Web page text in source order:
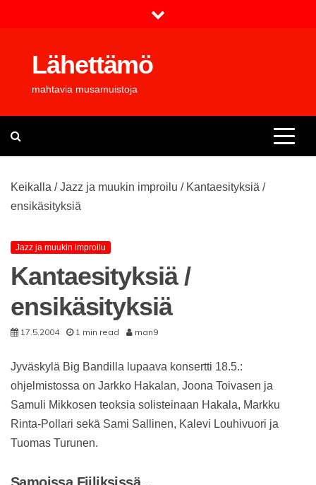
Lähettämö
mahtavia musamuistoja
Keikalla /Jazz ja muukin improilu / Kantaesityksiä /
ensikäsityksiä
Jazz ja muukin improilu
Kantaesityksiä /
ensikäsityksiä
17.5.2004 1 min read man9
Jyväskylä Big Bandilla lupaava konsertti 18.5.:
ohjelmistossa on Jarkko Hakalan, Joona Toivasen ja
Samuli Mikkosen teoksia solisteinaan Hakala, Markku
Rinta-Pollari sekä Sami Sallinen, Kalevi Louhivuori ja
Tuomas Turunen.